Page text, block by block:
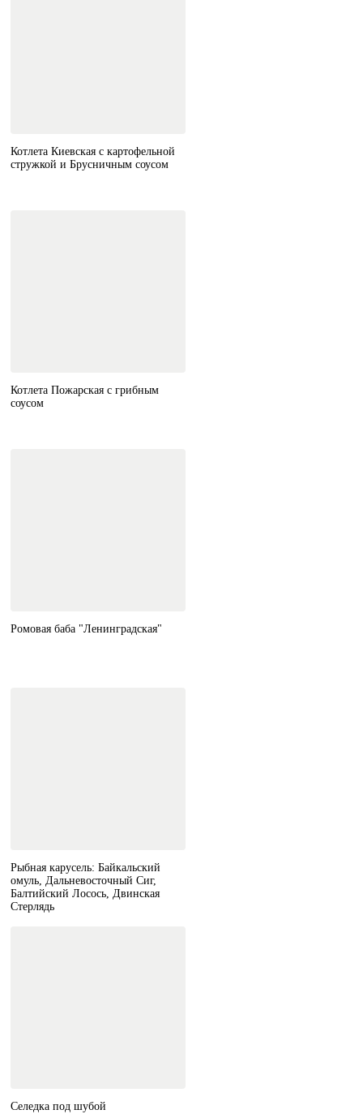
Котлета Киевская с картофельной
стружкой и Брусничным соусом
Котлета Пожарская с грибным
соусом
Ромовая баба "Ленинградская"
Рыбная карусель: Байкальский
омуль, Дальневосточный Сиг,
Балтийский Лосось, Двинская
Стерлядь
Селедка под шубой